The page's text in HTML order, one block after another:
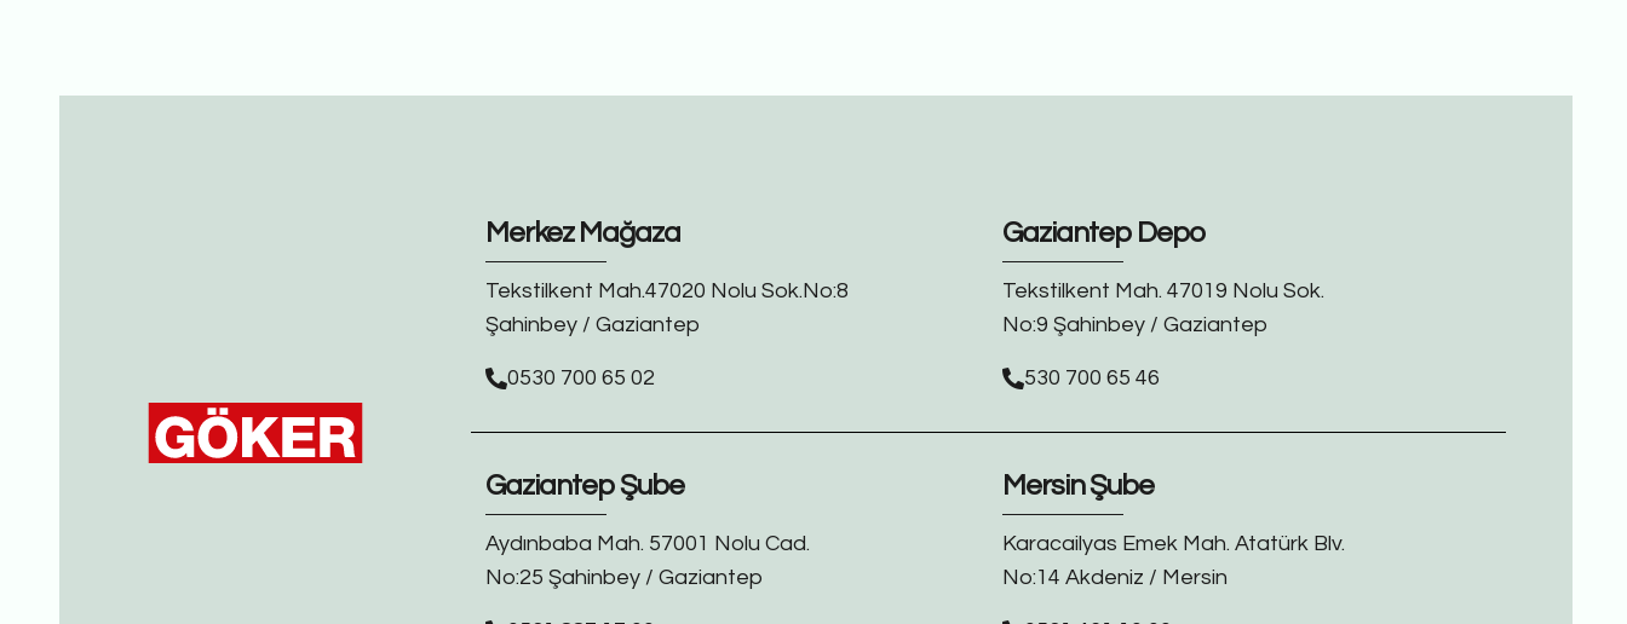
Merkez Mağaza
Tekstilkent Mah.47020 Nolu Sok.No:8
Şahinbey / Gaziantep
0530 700 65 02
Gaziantep Depo
Tekstilkent Mah. 47019 Nolu Sok.
No:9 Şahinbey / Gaziantep
530 700 65 46
Gaziantep Şube
Aydınbaba Mah. 57001 Nolu Cad.
No:25 Şahinbey / Gaziantep
Mersin Şube
Karacailyas Emek Mah. Atatürk Blv.
No:14 Akdeniz / Mersin